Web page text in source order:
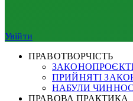
Увійти
ПРАВОТВОРЧІСТЬ
ПРИЙНЯТІ
НАБУЛИ
ПРАВОВА ПРАКТИКА